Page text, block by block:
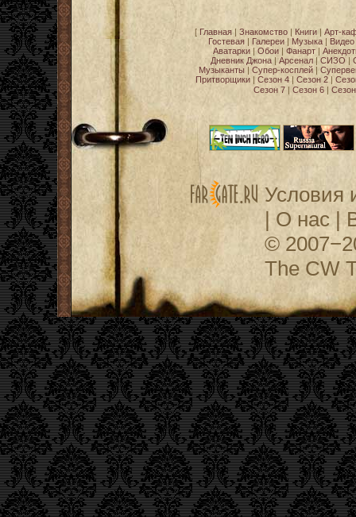
[ Главная| Знакомство| Книги| Арт-
Гостевая
Галереи Музыка Видео
Аватарки
Обои Фанарт
Дневник Джона|Арсенал| СИЗО
Музыканты
Супер-косплей
Притворщики
Сезон 4 Сезон 2
Сезон 7| Сезон 6|
Условия
| О нас|
©
The CW